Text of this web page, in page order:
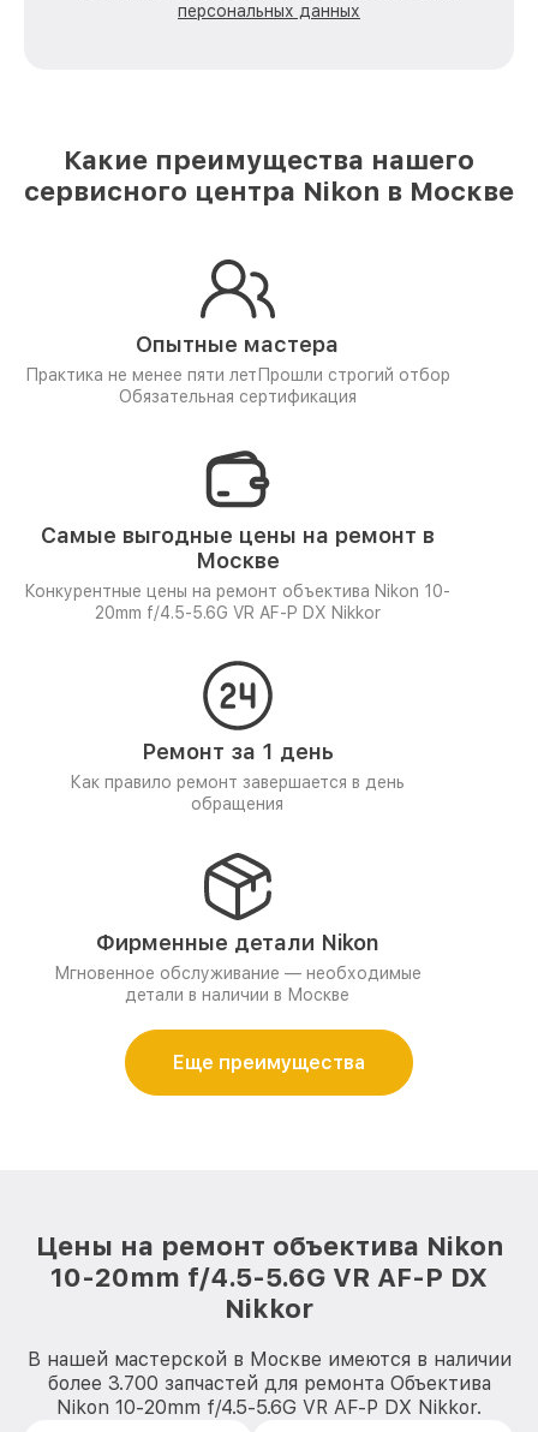
персональных данных
Какие преимущества нашего
сервисного центра Nikon в Москве
Опытные мастера
Практика не менее пяти лет Прошли строгий отбор
Обязательная сертификация
Самые выгодные цены на ремонт в
Москве
Конкурентные цены на ремонт объектива Nikon 10-
20mm f/4.5-5.6G VR AF-P DX Nikkor
Ремонт за 1 день
Как правило ремонт завершается в день
обращения
Фирменные детали Nikon
Мгновенное обслуживание — необходимые
детали в наличии в Москве
Еще преимущества
Цены на ремонт объектива Nikon
10-20mm f/4.5-5.6G VR AF-P DX
Nikkor
В нашей мастерской в Москве имеются в наличии
более 3.700 запчастей для ремонта Объектива
Nikon 10-20mm f/4.5-5.6G VR AF-P DX Nikkor.